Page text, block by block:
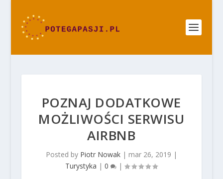
POZNAJ DODATKOWE
MOŻLIWOŚCI SERWISU
AIRBNB
Posted by Piotr Nowak| mar 26, 2019 |
Turystyka |0 |